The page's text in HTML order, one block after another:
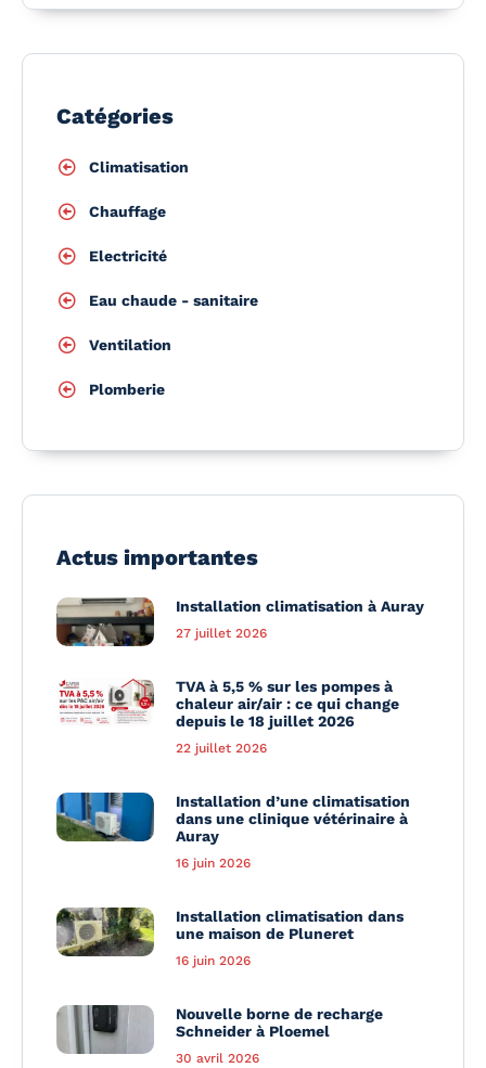
Catégories
Climatisation
Chauffage
Electricité
Eau chaude - sanitaire
Ventilation
Plomberie
Actus importantes
Installation climatisation à Auray
27 juillet 2026
TVA à 5,5 % sur les pompes à
chaleur air/air : ce qui change
depuis le 18 juillet 2026
22 juillet 2026
Installation d’une climatisation
dans une clinique vétérinaire à
Auray
16 juin 2026
Installation climatisation dans
une maison de Pluneret
16 juin 2026
Nouvelle borne de recharge
Schneider à Ploemel
30 avril 2026